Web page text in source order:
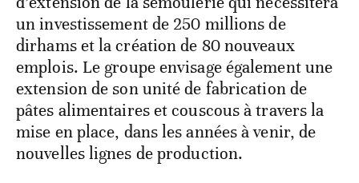
un investissement de 250 millions de
dirhams et la création de 80 nouveaux
emplois. Le groupe envisage également une
extension de son unité de fabrication de
pâtes alimentaires et couscous à travers la
mise en place, dans les années à venir, de
nouvelles lignes de production.